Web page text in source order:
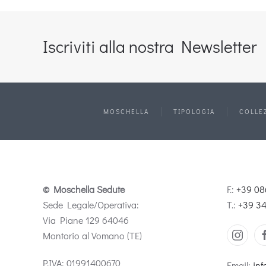
Iscriviti alla nostra Newsletter
MOSCHELLA TIPOLOGIA
© Moschella Sedute
Sede Legale/Operativa:
Via Piane 129 64046
Montorio al Vomano (TE)
P.IVA: 01991400670
F.: +39
T.: +39